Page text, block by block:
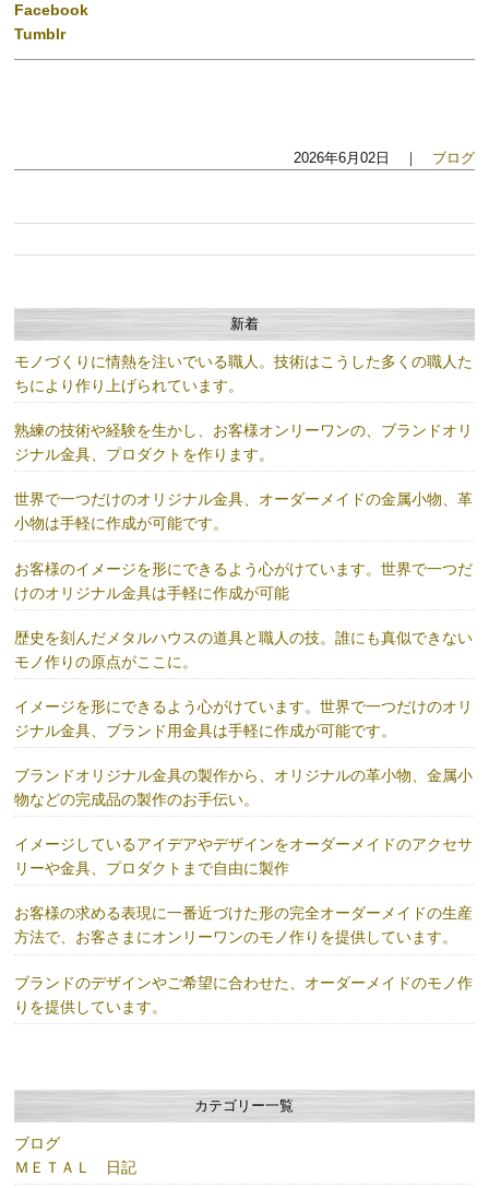
Facebook
Tumblr
2026年6月02日 ｜ ブログ
新着
モノづくりに情熱を注いでいる職人。技術はこうした多くの職人た
ちにより作り上げられています。
熟練の技術や経験を生かし、お客様オンリーワンの、ブランドオリ
ジナル金具、プロダクトを作ります。
世界で一つだけのオリジナル金具、オーダーメイドの金属小物、革
小物は手軽に作成が可能です。
お客様のイメージを形にできるよう心がけています。世界で一つだ
けのオリジナル金具は手軽に作成が可能
歴史を刻んだメタルハウスの道具と職人の技。誰にも真似できない
モノ作りの原点がここに。
イメージを形にできるよう心がけています。世界で一つだけのオリ
ジナル金具、ブランド用金具は手軽に作成が可能です。
ブランドオリジナル金具の製作から、オリジナルの革小物、金属小
物などの完成品の製作のお手伝い。
イメージしているアイデアやデザインをオーダーメイドのアクセサ
リーや金具、プロダクトまで自由に製作
お客様の求める表現に一番近づけた形の完全オーダーメイドの生産
方法で、お客さまにオンリーワンのモノ作りを提供しています。
ブランドのデザインやご希望に合わせた、オーダーメイドのモノ作
りを提供しています。
カテゴリー一覧
ブログ
ＭＥＴＡＬ 日記